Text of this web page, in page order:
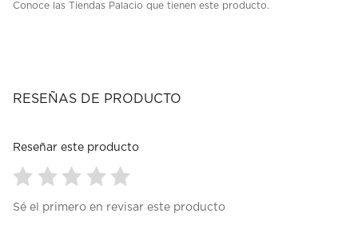
Conoce las Tiendas Palacio que tienen este producto.
RESEÑAS DE PRODUCTO
Reseñar este producto
paraparaparaparapara
Sé el primero en revisar este producto